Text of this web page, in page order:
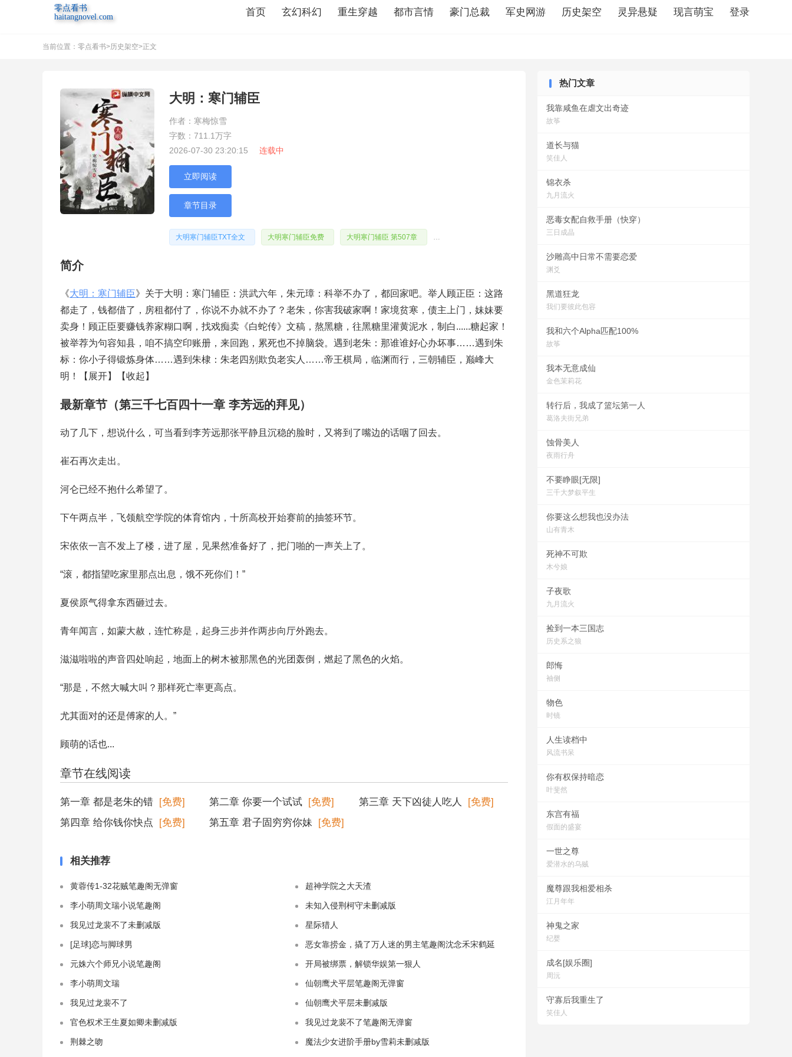
零点看书
haitangnovel.com
首页 玄幻科幻 重生穿越 都市言情 豪门总裁 军史网游 历史架空 灵异悬疑 现言萌宝 登录
当前位置： 零点看书>历史架空>正文
大明：寒门辅臣
作者：寒梅惊雪
字数：711.1万字
2026-07-30 23:20:15
连载中
立即阅读
章节目录
大明寒门辅臣TXT全文 大明寒门辅臣免费 大明寒门辅臣 第507章 大明寒门辅臣免费阅读
简介
《大明：寒门辅臣》关于大明：寒门辅臣：洪武六年，朱元璋：科举不办了，都回家吧。举人顾正臣：这路
都走了，钱都借了，房租都付了，你说不办就不办了？老朱，你害我破家啊！家境贫寒，债主上门，妹妹要
卖身！顾正臣要赚钱养家糊口啊，找戏痴卖《白蛇传》文稿，熬黑糖，往黑糖里灌黄泥水，制白......糖起家！
被举荐为句容知县，咱不搞空印账册，来回跑，累死也不掉脑袋。遇到老朱：那谁谁好心办坏事……遇到朱
标：你小子得锻炼身体……遇到朱棣：朱老四别欺负老实人……帝王棋局，临渊而行，三朝辅臣，巅峰大
明！【展开】【收起】
最新章节（第三千七百四十一章 李芳远的拜见）
动了几下，想说什么，可当看到李芳远那张平静且沉稳的脸时，又将到了嘴边的话咽了回去。
崔石再次走出。
河仑已经不抱什么希望了。
下午两点半，飞领航空学院的体育馆内，十所高校开始赛前的抽签环节。
宋依依一言不发上了楼，进了屋，见果然准备好了，把门啪的一声关上了。
“滚，都指望吃家里那点出息，饿不死你们！”
夏侯原气得拿东西砸过去。
青年闻言，如蒙大赦，连忙称是，起身三步并作两步向厅外跑去。
滋滋啦啦的声音四处响起，地面上的树木被那黑色的光团轰倒，燃起了黑色的火焰。
“那是，不然大喊大叫？那样死亡率更高点。
尤其面对的还是傅家的人。”
顾萌的话也...
章节在线阅读
第一章 都是老朱的错 [免费] 第二章 你要一个试试 [免费] 第三章 天下凶徒人吃人
[免费]
第四章 给你钱你快点
[免费] 第五章 君子固穷穷你妹 [免费]
相关推荐
黄蓉传1-32花贼笔趣阁无弹窗 超神学院之大天渣
李小萌周文瑞小说笔趣阁 未知入侵荆柯守未删减版
我见过龙裴不了未删减版 星际猎人
[足球]恋与脚球男 恶女靠捞金，撬了万人迷的男主笔趣阁沈念禾宋鹤延
元姝六个师兄小说笔趣阁 开局被绑票，解锁华娱第一狠人
李小萌周文瑞 仙朝鹰犬平层笔趣阁无弹窗
我见过龙裴不了 仙朝鹰犬平层未删减版
官色权术王生夏如卿未删减版 我见过龙裴不了笔趣阁无弹窗
荆棘之吻 魔法少女进阶手册by雪莉未删减版
热门文章
我靠咸鱼在虐文出奇迹
故筝
道长与猫
笑佳人
锦衣杀
九月流火
恶毒女配自救手册（快穿）
三日成晶
沙雕高中日常不需要恋爱
渊爻
黑道狂龙
我们要彼此包容
我和六个Alpha匹配100%
故筝
我本无意成仙
金色茉莉花
转行后，我成了篮坛第一人
葛洛夫街兄弟
蚀骨美人
夜雨行舟
不要睁眼[无限]
三千大梦叙平生
你要这么想我也没办法
山有青木
死神不可欺
木兮娘
子夜歌
九月流火
捡到一本三国志
历史系之狼
郎悔
袖侧
物色
时镜
人生读档中
风流书呆
你有权保持暗恋
叶斐然
东宫有福
假面的盛宴
一世之尊
爱潜水的乌贼
魔尊跟我相爱相杀
江月年年
神鬼之家
纪婴
成名[娱乐圈]
周沅
守寡后我重生了
笑佳人